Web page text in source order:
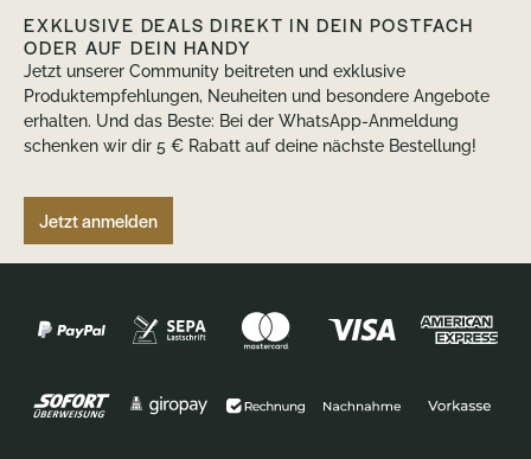
EXKLUSIVE DEALS DIREKT IN DEIN POSTFACH
ODER AUF DEIN HANDY
Jetzt unserer Community beitreten und exklusive
Produktempfehlungen, Neuheiten und besondere Angebote
erhalten. Und das Beste: Bei der WhatsApp-Anmeldung
schenken wir dir 5 € Rabatt auf deine nächste Bestellung!
Jetzt anmelden